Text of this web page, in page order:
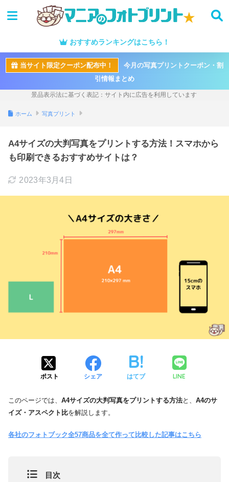
おすすめランキングはこちら！
当サイト限定クーポン配布中！
今月の写真プリントクーポン・割
引情報まとめ
ホーム 写真プリント
A4サイズの大判写真をプリントする方法！スマホから
も印刷できるおすすめサイトは？
2023年3月4日
ポスト シェア はてブ LINE
このページでは、 A4サイズの大判写真をプリントする方法と、 A4のサ
イズ・アスペクト比を解説します。
各社のフォトブック全57商品を全て作って比較した記事はこちら
目次